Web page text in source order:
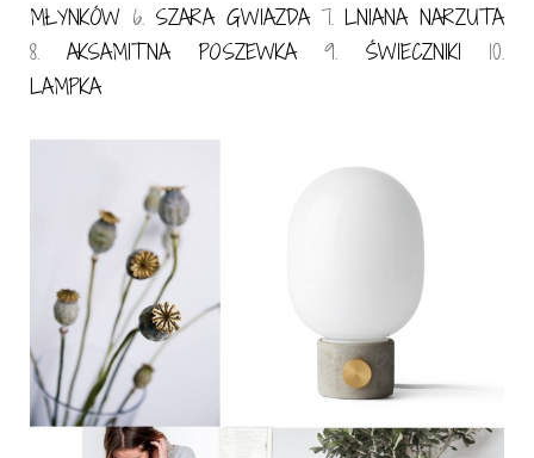
MŁYNKÓW 6. SZARA GWIAZDA 7.LNIANA NARZUTA
8.AKSAMITNA POSZEWKA9. ŚWIECZNIKI 10.
LAMPKA